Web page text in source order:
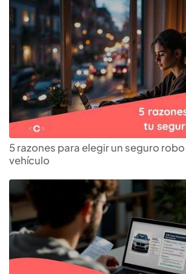
5 razones para elegir un seguro
vehículo